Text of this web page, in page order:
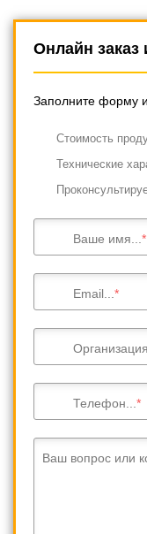
Онлайн заказ
Заполните форму
Cтоимость
Технические
Ваше имя...
Email...
Телефон...
Ваш вопрос или